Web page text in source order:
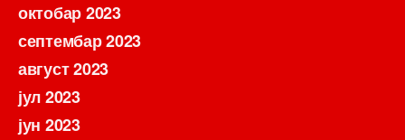
октобар 2023
септембар 2023
август 2023
јул 2023
јун 2023